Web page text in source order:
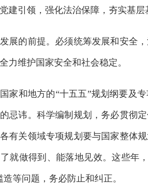
建引领，强化法治保障，夯实基
的前提。必须统筹发展和安全，
力维护国家安全和社会稳定。
和地方的“十五五”规划纲要及专
忌讳。科学编制规划，务必贯彻
有关领域专项规划要与国家整体
就做得到、能落地见效。这些年
造等问题，务必防止和纠正。